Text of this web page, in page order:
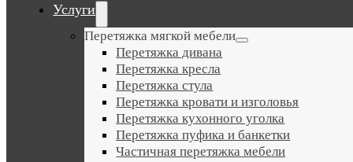
Услуги
Перетяжка мягкой мебели
Перетяжка дивана
Перетяжка кресла
Перетяжка стула
Перетяжка кровати и изголовья
Перетяжка кухонного уголка
Перетяжка пуфика и банкетки
Частичная перетяжка мебели